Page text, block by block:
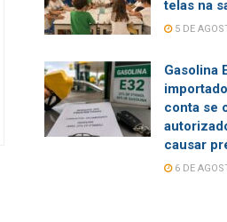
telas na
5 DE
Gasolina
conta se
causar
6 DE